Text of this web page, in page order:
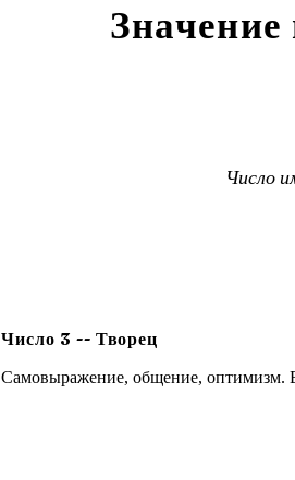
Число
Число 3 -- Творец
Самовыражение, общение, оптимизм.